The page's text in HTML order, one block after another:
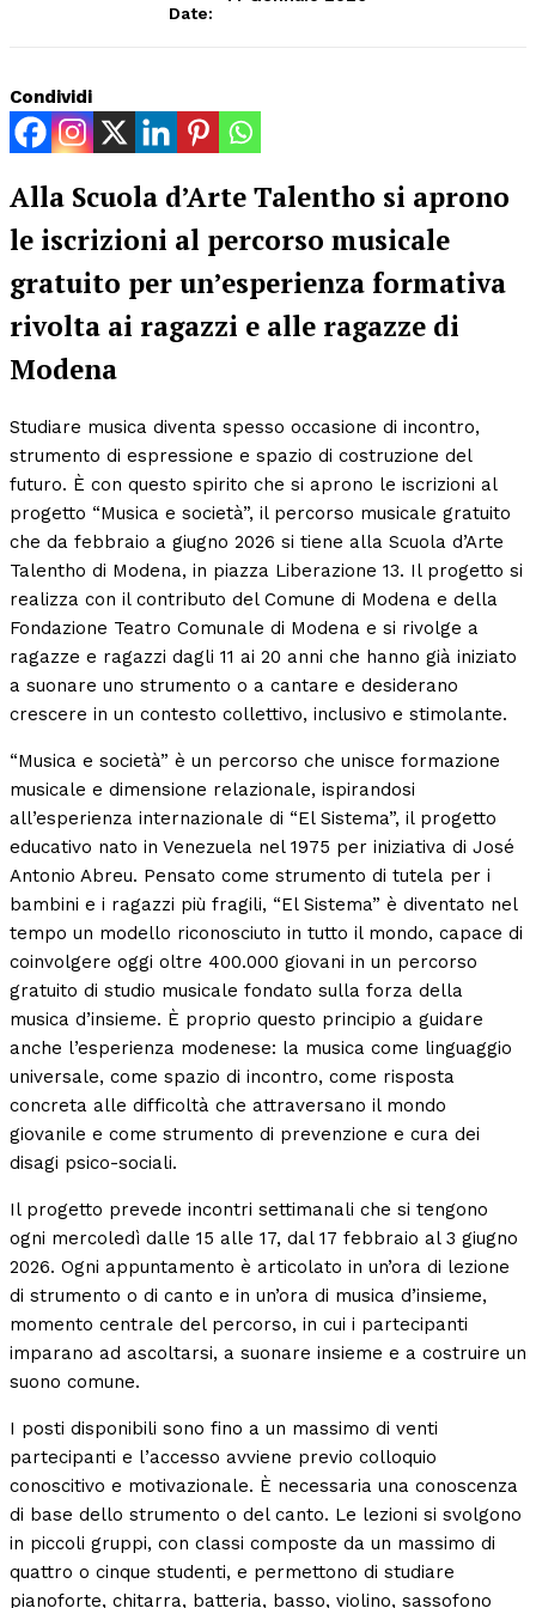
Date:
Condividi
Alla Scuola d’Arte Talentho si aprono
le iscrizioni al percorso musicale
gratuito per un’esperienza formativa
rivolta ai ragazzi e alle ragazze di
Modena
Studiare musica diventa spesso occasione di incontro,
strumento di espressione e spazio di costruzione del
futuro. È con questo spirito che si aprono le iscrizioni al
progetto “Musica e società”, il percorso musicale gratuito
che da febbraio a giugno 2026 si tiene alla Scuola d’Arte
Talentho di Modena, in piazza Liberazione 13. Il progetto si
realizza con il contributo del Comune di Modena e della
Fondazione Teatro Comunale di Modena e si rivolge a
ragazze e ragazzi dagli 11 ai 20 anni che hanno già iniziato
a suonare uno strumento o a cantare e desiderano
crescere in un contesto collettivo, inclusivo e stimolante.
“Musica e società” è un percorso che unisce formazione
musicale e dimensione relazionale, ispirandosi
all’esperienza internazionale di “El Sistema”, il progetto
educativo nato in Venezuela nel 1975 per iniziativa di José
Antonio Abreu. Pensato come strumento di tutela per i
bambini e i ragazzi più fragili, “El Sistema” è diventato nel
tempo un modello riconosciuto in tutto il mondo, capace di
coinvolgere oggi oltre 400.000 giovani in un percorso
gratuito di studio musicale fondato sulla forza della
musica d’insieme. È proprio questo principio a guidare
anche l’esperienza modenese: la musica come linguaggio
universale, come spazio di incontro, come risposta
concreta alle difficoltà che attraversano il mondo
giovanile e come strumento di prevenzione e cura dei
disagi psico-sociali.
Il progetto prevede incontri settimanali che si tengono
ogni mercoledì dalle 15 alle 17, dal 17 febbraio al 3 giugno
2026. Ogni appuntamento è articolato in un’ora di lezione
di strumento o di canto e in un’ora di musica d’insieme,
momento centrale del percorso, in cui i partecipanti
imparano ad ascoltarsi, a suonare insieme e a costruire un
suono comune.
I posti disponibili sono fino a un massimo di venti
partecipanti e l’accesso avviene previo colloquio
conoscitivo e motivazionale. È necessaria una conoscenza
di base dello strumento o del canto. Le lezioni si svolgono
in piccoli gruppi, con classi composte da un massimo di
quattro o cinque studenti, e permettono di studiare
pianoforte, chitarra, batteria, basso, violino, sassofono